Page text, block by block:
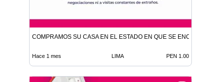
COMPRAMOS SU CASA EN EL ESTADO EN QUE SE ENCUENTRE
Hace 1 mes LIMA PEN 1.00